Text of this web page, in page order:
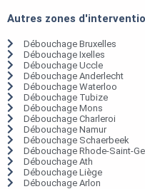
Autres zones
Débouchage Bruxelles
Débouchage Ixelles
Débouchage Uccle
Débouchage Anderlecht
Débouchage Waterloo
Débouchage Tubize
Débouchage Mons
Débouchage Charleroi
Débouchage Namur
Débouchage Schaerbeek
Débouchage Rhode-Saint-
Débouchage Ath
Débouchage Liège
Débouchage Arlon